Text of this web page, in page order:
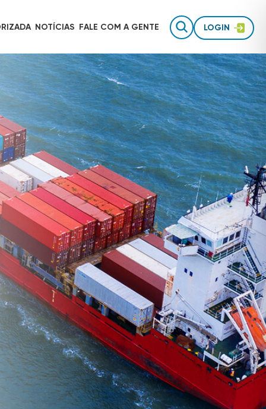
Gestão de equipes de campo
Rastreamento para uso pessoal
Inteligência de dados
Acessórios de segurança
AUTOTRAC É INVESTIMENTO
TECNOLOGIA AUTOTRAC
NOTÍCIAS FALE COM A GENTE LOGIN